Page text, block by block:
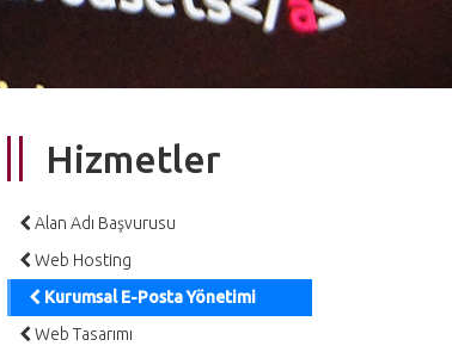
Hizmetler
Alan Adı Başvurusu
Web Hosting
Kurumsal E-Posta Yönetimi
Web Tasarımı